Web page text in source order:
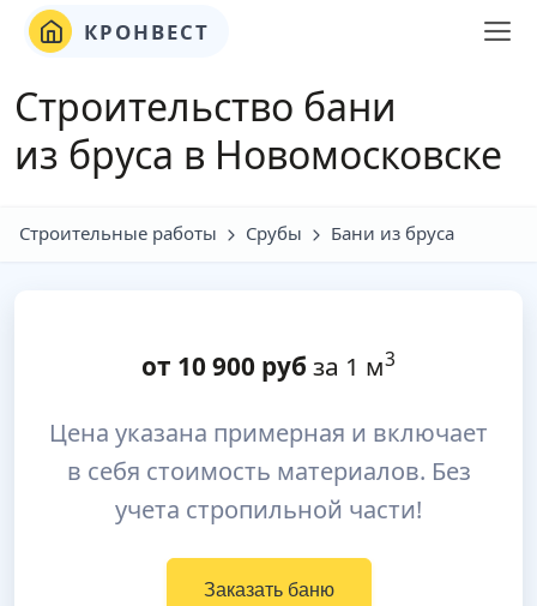
КРОНВЕСТ
Строительство бани
из бруса в Новомосковске
Строительные работы Срубы Бани из бруса
от 10 900 руб за 1 м3
Цена указана примерная и включает
в себя стоимость материалов. Без
учета стропильной части!
Заказать баню